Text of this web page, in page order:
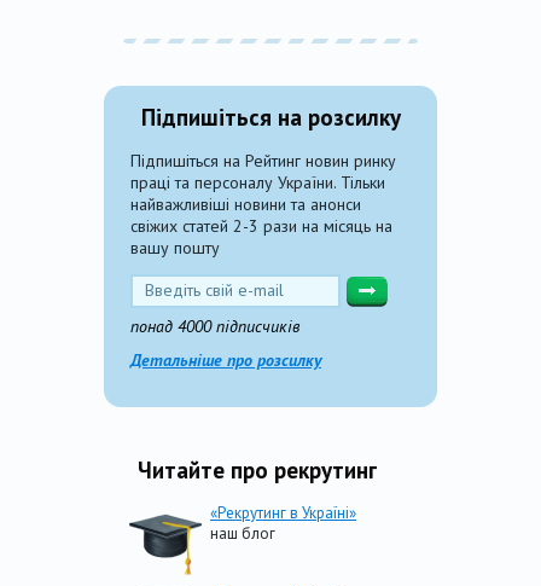
Підпишіться на розсилку
Підпишіться на Рейтинг новин ринку
праці та персоналу України. Тільки
найважливіші новини та анонси
свіжих статей 2-3 рази на місяць на
вашу пошту
понад 4000 підписчиків
Детальніше про розсилку
Читайте про рекрутинг
«Рекрутинг в Україні»
наш блог